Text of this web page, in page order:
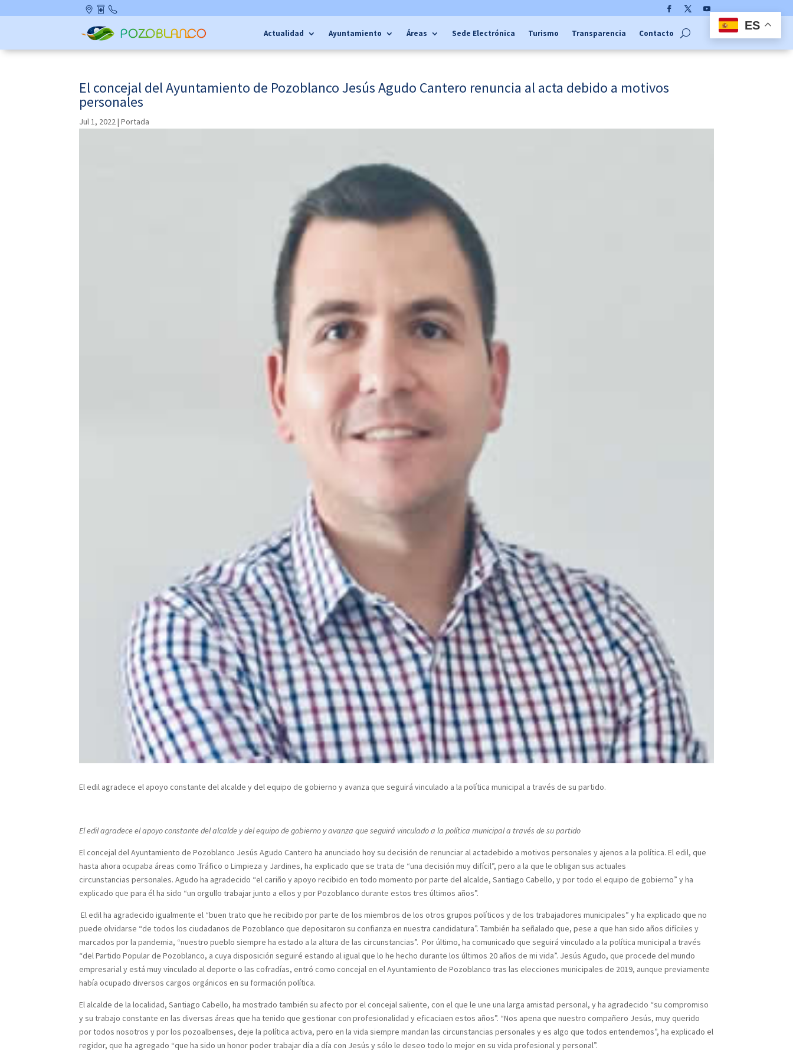
to
Ubicació
n
Farmaci
as de
Contact
o
YouTube
Actualidad
Ayuntamiento Áreas Sede Electrónica Turismo Transparencia Contacto
El concejal del Ayuntamiento de Pozoblanco Jesús Agudo Cantero renuncia al acta debido a motivos
personales
Jul 1, 2022|Portada
El edil agradece el apoyo constante del alcalde y del equipo de gobierno y avanza que seguirá vinculado a la política municipal a través de su partido.
El edil agradece el apoyo constante del alcalde y del equipo de gobierno y avanza que seguirá vinculado a la política municipal a través de su partido
El concejal del Ayuntamiento de Pozoblanco Jesús Agudo Cantero ha anunciado hoy su decisión de renunciar al actadebido a motivos personales y ajenos a la política. El edil, que
hasta ahora ocupaba áreas como Tráfico o Limpieza y Jardines, ha explicado que se trata de “una decisión muy difícil”, pero a la que le obligan sus actuales
circunstancias personales. Agudo ha agradecido “el cariño y apoyo recibido en todo momento por parte del alcalde, Santiago Cabello, y por todo el equipo de gobierno” y ha
explicado que para él ha sido “un orgullo trabajar junto a ellos y por Pozoblanco durante estos tres últimos años”.
​ El edil ha agradecido igualmente el “buen trato que he recibido por parte de los miembros de los otros grupos políticos y de los trabajadores municipales” y ha explicado que no
puede olvidarse “de todos los ciudadanos de Pozoblanco que depositaron su confianza en nuestra candidatura”. También ha señalado que, pese a que han sido años difíciles y
marcados por la pandemia, “nuestro pueblo siempre ha estado a la altura de las circunstancias”. Por último, ha comunicado que seguirá vinculado a la política municipal a través
“del Partido Popular de Pozoblanco, a cuya disposición seguiré estando al igual que lo he hecho durante los últimos 20 años de mi vida”. Jesús Agudo, que procede del mundo
empresarial y está muy vinculado al deporte o las cofradías, entró como concejal en el Ayuntamiento de Pozoblanco tras las elecciones municipales de 2019, aunque previamente
había ocupado diversos cargos orgánicos en su formación política.
​El alcalde de la localidad, Santiago Cabello, ha mostrado también su afecto por el concejal saliente, con el que le une una larga amistad personal, y ha agradecido “su compromiso
y su trabajo constante en las diversas áreas que ha tenido que gestionar con profesionalidad y eficaciaen estos años”. “Nos apena que nuestro compañero Jesús, muy querido
por todos nosotros y por los pozoalbenses, deje la política activa, pero en la vida siempre mandan las circunstancias personales y es algo que todos entendemos”, ha explicado el
regidor, que ha agregado “que ha sido un honor poder trabajar día a día con Jesús y sólo le deseo todo lo mejor en su vida profesional y personal”.
ES